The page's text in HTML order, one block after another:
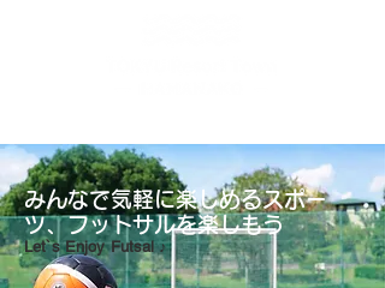
みんなで気軽に楽しめるスポー
ツ、フットサルを楽しもう
Let`s Enjoy Futsal ♪